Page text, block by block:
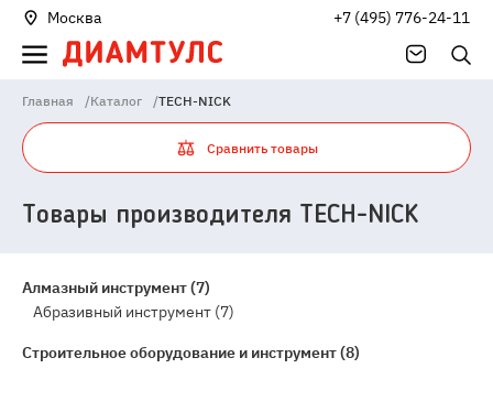
Москва +7 (495) 776-24-11
Главная /Каталог /TECH-NICK
Сравнить товары
Товары производителя TECH-NICK
Алмазный инструмент (7)
Абразивный инструмент (7)
Строительное оборудование и инструмент (8)